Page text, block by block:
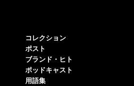
コレクション
ポスト
ブランド・ヒト
ポッドキャスト
用語集